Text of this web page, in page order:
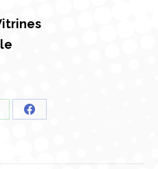
Partager